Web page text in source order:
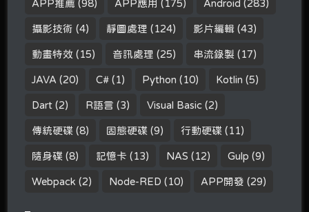
APP推薦 (98) APP應用 (175) Android (283)
攝影技術 (4) 靜圖處理 (124) 影片編輯 (43)
動畫特效 (15) 音訊處理 (25) 串流錄製 (17)
JAVA (20) C# (1) Python (10) Kotlin (5)
Dart (2) R語言 (3) Visual Basic (2)
傳統硬碟 (8) 固態硬碟 (9) 行動硬碟 (11)
隨身碟 (8) 記憶卡 (13) NAS (12) Gulp (9)
Webpack (2) Node-RED (10) APP開發 (29)